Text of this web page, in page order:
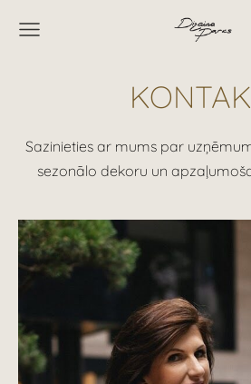
Sazinieties ar mums par
sezonālo dekoru un